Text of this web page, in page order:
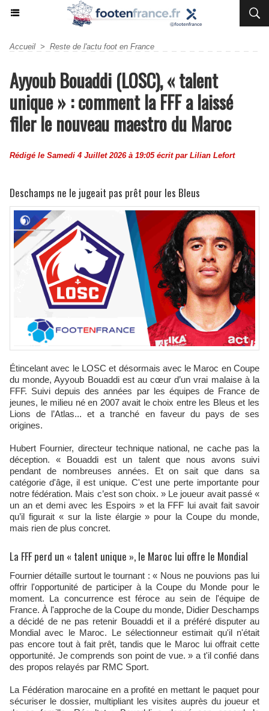
Accueil > Reste de l'actu foot en France
Ayyoub Bouaddi (LOSC), « talent
unique » : comment la FFF a laissé
filer le nouveau maestro du Maroc
Rédigé le Samedi 4 Juillet 2026 à 19:05 écrit par Lilian Lefort
Deschamps ne le jugeait pas prêt pour les Bleus
Étincelant avec le LOSC et désormais avec le Maroc en Coupe
du monde, Ayyoub Bouaddi est au cœur d’un vrai malaise à la
FFF. Suivi depuis des années par les équipes de France de
jeunes, le milieu né en 2007 avait le choix entre les Bleus et les
Lions de l’Atlas... et a tranché en faveur du pays de ses
origines.
Hubert Fournier, directeur technique national, ne cache pas la
déception. « Bouaddi est un talent que nous avons suivi
pendant de nombreuses années. Et on sait que dans sa
catégorie d'âge, il est unique. C'est une perte importante pour
notre fédération. Mais c’est son choix. » Le joueur avait passé «
un an et demi avec les Espoirs » et la FFF lui avait fait savoir
qu’il figurait « sur la liste élargie » pour la Coupe du monde,
mais rien de plus concret.
La FFF perd un « talent unique », le Maroc lui offre le Mondial
Fournier détaille surtout le tournant : « Nous ne pouvions pas lui
offrir l'opportunité de participer à la Coupe du Monde pour le
moment. La concurrence est féroce au sein de l'équipe de
France. À l'approche de la Coupe du monde, Didier Deschamps
a décidé de ne pas retenir Bouaddi et il a préféré disputer au
Mondial avec le Maroc. Le sélectionneur estimait qu'il n'était
pas encore tout à fait prêt, tandis que le Maroc lui offrait cette
opportunité. Je comprends son point de vue. » a t'il confié dans
des propos relayés par RMC Sport.
La Fédération marocaine en a profité en mettant le paquet pour
sécuriser le dossier, multipliant les visites auprès du joueur et